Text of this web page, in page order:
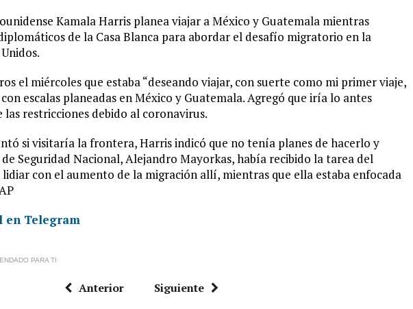
Kamala Harris planea viajar a México y Guatemala mientras
de la Casa Blanca para abordar el desafío migratorio en la
el miércoles que estaba “deseando viajar, con suerte como mi primer viaje,
escalas planeadas en México y Guatemala. Agregó que iría lo antes
las restricciones debido al coronavirus.
si visitaría la frontera, Harris indicó que no tenía planes de hacerlo y
Seguridad Nacional, Alejandro Mayorkas, había recibido la tarea del
lidiar con el aumento de la migración allí, mientras que ella estaba enfocada
en Telegram
PARA TI
Anterior Siguiente